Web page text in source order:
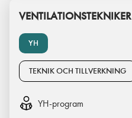
YH
VENTILATIONSTEKNIKER
TEKNIK OCH TILLVERKNING
YH-program